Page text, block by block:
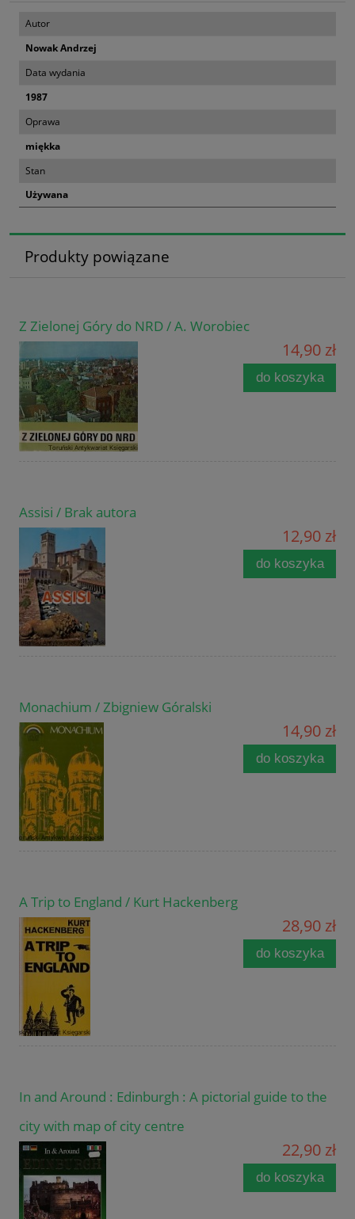
Autor
Nowak Andrzej
Data wydania
1987
Oprawa
miękka
Stan
Używana
Produkty powiązane
Z Zielonej Góry do NRD / A. Worobiec
14,90 zł
do koszyka
Assisi / Brak autora
12,90 zł
do koszyka
Monachium / Zbigniew Góralski
14,90 zł
do koszyka
A Trip to England / Kurt Hackenberg
28,90 zł
do koszyka
In and Around : Edinburgh : A pictorial guide to the
city with map of city centre
22,90 zł
do koszyka